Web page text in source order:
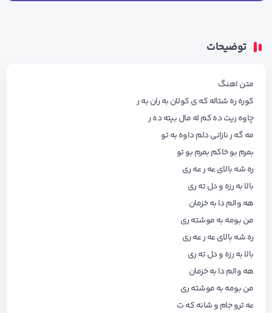
توضیحات
متن اهنگ
کوره ره شتاله که ی کولان به ران به ر
چاوه ریت ده کم له مال بیته ده ر
مه گه ر نازانی دلم داوه به تو
بمرم بو خاکم بمرم بو تو
ره شه بالای عه ر عه ری
بالا به رزه و دل ته ری
هه والم دا به خزمان
من بومه به موشته ری
ره شه بالای عه ر عه ری
بالا به رزه و دل ته ری
هه والم دا به خزمان
من بومه به موشته ری
عه ترو جام و شانه که ت